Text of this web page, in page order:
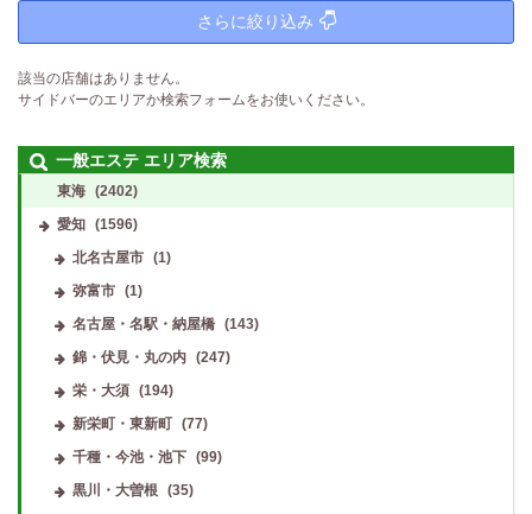
さらに絞り込み
該当の店舗はありません。
サイドバーのエリアか検索フォームをお使いください。
一般エステ エリア検索
東海 (2402)
愛知 (1596)
北名古屋市
(1)
弥富市
(1)
名古屋・名駅・納屋橋
(143)
錦・伏見・丸の内
(247)
栄・大須
(194)
新栄町・東新町
(77)
千種・今池・池下
(99)
黒川・大曽根
(35)